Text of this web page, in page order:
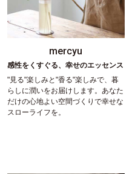
mercyu
感性をくすぐる、幸せのエッセンス
"見る"楽しみと"香る"楽しみで、暮
らしに潤いをお届けします。あなた
だけの心地よい空間づくりで幸せな
スローライフを。